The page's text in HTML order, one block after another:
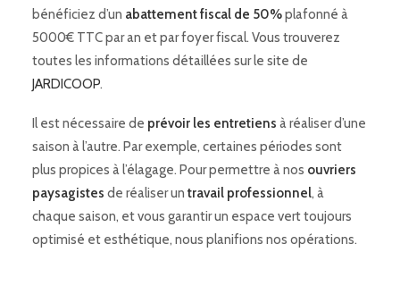
bénéficiez d’un abattement fiscal de 50%plafonné à
5000€ TTC par an et par foyer fiscal. Vous trouverez
toutes les informations détaillées sur le site de
JARDICOOP.
Il est nécessaire de prévoir les entretiens à réaliser d’une
saison à l’autre. Par exemple, certaines périodes sont
plus propices à l’élagage. Pour permettre à nos ouvriers
paysagistes de réaliser un travail professionnel, à
chaque saison, et vous garantir un espace vert toujours
optimisé et esthétique, nous planifions nos opérations.